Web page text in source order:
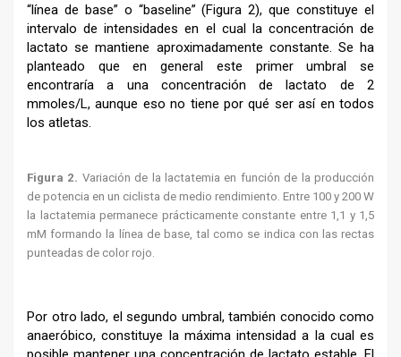
“línea de base” o “baseline” (Figura 2), que constituye el
intervalo de intensidades en el cual la concentración de
lactato se mantiene aproximadamente constante. Se ha
planteado que en general este primer umbral se
encontraría a una concentración de lactato de 2
mmoles/L, aunque eso no tiene por qué ser así en todos
los atletas.
Figura 2. Variación de la lactatemia en función de la producción
de potencia en un ciclista de medio rendimiento. Entre 100 y 200 W
la lactatemia permanece prácticamente constante entre 1,1 y 1,5
mM formando la línea de base, tal como se indica con las rectas
punteadas de color rojo.
Por otro lado, el segundo umbral, también conocido como
anaeróbico, constituye la máxima intensidad a la cual es